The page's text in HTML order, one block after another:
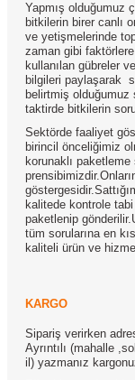
Yapmış olduğumuz
bitkilerin birer canlı
ve yetişmelerinde
zaman gibi
kullanılan gübreler
bilgileri paylaşarak
belirtmiş
taktirde bitkilerin
Sektörde faaliyet
birincil önceliğimiz
korunaklı
kalitede kontrole
paketlenip
tüm sorularına en
kaliteli ürün ve
KARGO
Sipariş verirken
Ayrıntılı (mahalle
il) yazmanız